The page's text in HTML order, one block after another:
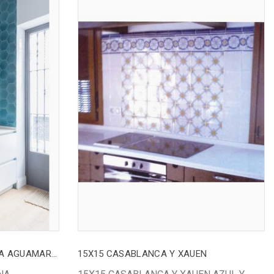
HEXÁGONO 16 CM CRISTALINA AGUAMARINA 15X15 CASABLANCA Y XAUEN